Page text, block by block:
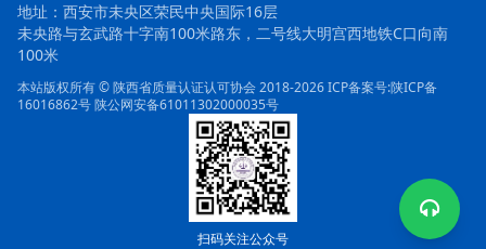
地址：西安市未央区荣民中央国际16层
未央路与玄武路十字南100米路东，二号线大明宫西地铁C口向南
100米
本站版权所有 © 陕西省质量认证认可协会 2018-2026ICP备案号:陕ICP备
16016862号陕公网安备61011302000035号
扫码关注公众号